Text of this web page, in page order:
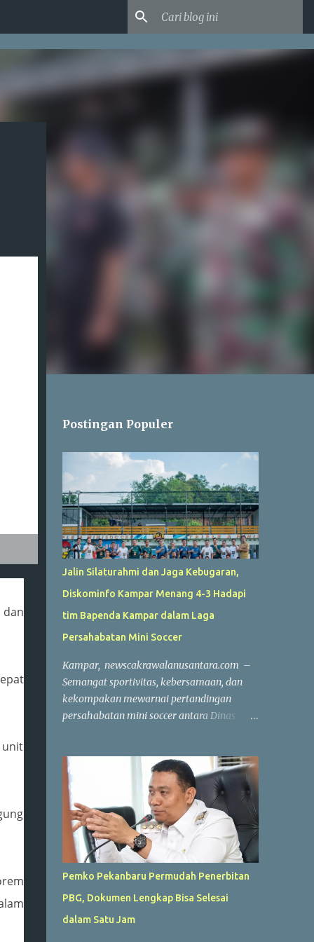
unit
Postingan Populer
Jalin Silaturahmi dan Jaga Kebugaran,
Diskominfo Kampar Menang 4-3 Hadapi
tim Bapenda Kampar dalam Laga
Persahabatan Mini Soccer
Kampar, newscakrawalanusantara.com –
Semangat sportivitas, kebersamaan, dan
kekompakan mewarnai pertandingan
persahabatan mini soccer antara Dinas
melawan Badan Pendapatan Daerah
(Bapenda) Kabupaten Kampar. Laga yang
berlangsung di Lapangan Triple A (3A) Mini
Soccer, Batu Belah, Kecamatan Kampar,
Kamis (23/7/2026), menjadi ajang
mempererat silaturahmi sekaligus menjaga
kebugaran jasmani bagi Aparatur Sipil
Negara (ASN) dan PPPK di lingkungan
Pemerintah Kabupaten Kampar. Sejak peluit
awal dibunyikan yang dipimpin wasit
Pemko Pekanbaru Permudah Penerbitan
PBG, Dokumen Lengkap Bisa Selesai
dalam Satu Jam